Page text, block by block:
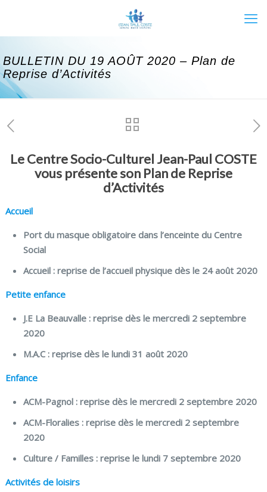
BULLETIN DU 19 AOÛT 2020 – Plan de
Reprise d’Activités
Le Centre Socio-Culturel Jean-Paul COSTE
vous présente son Plan de Reprise
d’Activités
Accueil
Port du masque obligatoire dans l’enceinte du Centre
Social
Accueil :reprise de l’accueil physique dès le 24 août 2020
Petite enfance
J.E La Beauvalle : reprise dès lemercredi 2 septembre
2020
M.A.C: reprise dès lelundi 31 août 2020
Enfance
ACM-Pagnol :reprise dès lemercredi 2 septembre 2020
ACM-Floralies :reprise dès lemercredi 2 septembre
2020
Culture / Familles :reprise le lundi 7 septembre 2020
Activités de loisirs